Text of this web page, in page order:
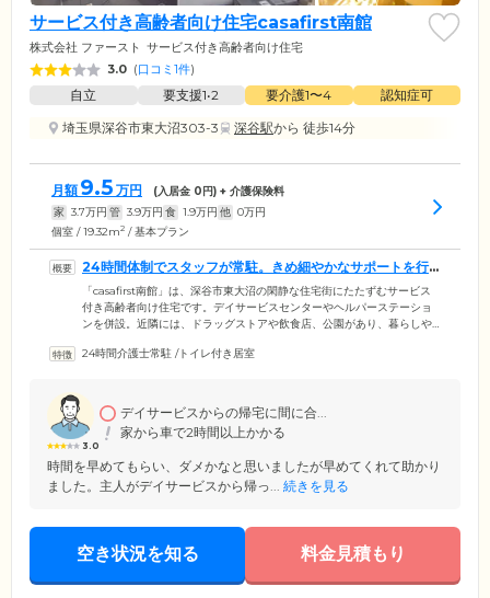
サービス付き高齢者向け住宅casafirst南館
株式会社 ファースト サービス付き高齢者向け住宅
3.0 (口コミ1件)
自立 要支援1•2 要介護1〜4
認知症可
埼玉県深谷市東大沼303-3
深谷駅から 徒歩14分
月額 9.5 万円 (入居金 0円) + 介護保険料
家 3.7万円 管 3.9万円 食 1.9万円 他 0万円
個室 / 19.32m2 / 基本プラン
24時間体制でスタッフが常駐。きめ細やかなサポートを行
っています
「casafirst南館」は、深谷市東大沼の閑静な住宅街にたたずむサービス
付き高齢者向け住宅です。デイサービスセンターやヘルパーステーショ
ンを併設。近隣には、ドラッグストアや飲食店、公園があり、暮らしや
はじめ、安否確認や夜間の巡回、緊急時の対応など、ご入居者様に寄り
適切に対応しますので、ご安心ください。ご自宅で過ごすようにくつろ
ぎながら信頼のサポートがある安心を、同時に実感していただける住ま
いです。
24時間介護士常駐 /トイレ付き居室
3.0
デイサービスからの帰宅に間に合...
家から車で2時間以上かかる
時間を早めてもらい、ダメかなと思いましたが早めてくれて助かり
ました。主人がデイサービスから帰っ... 続きを見る
空き状況を知る 料金見積もり